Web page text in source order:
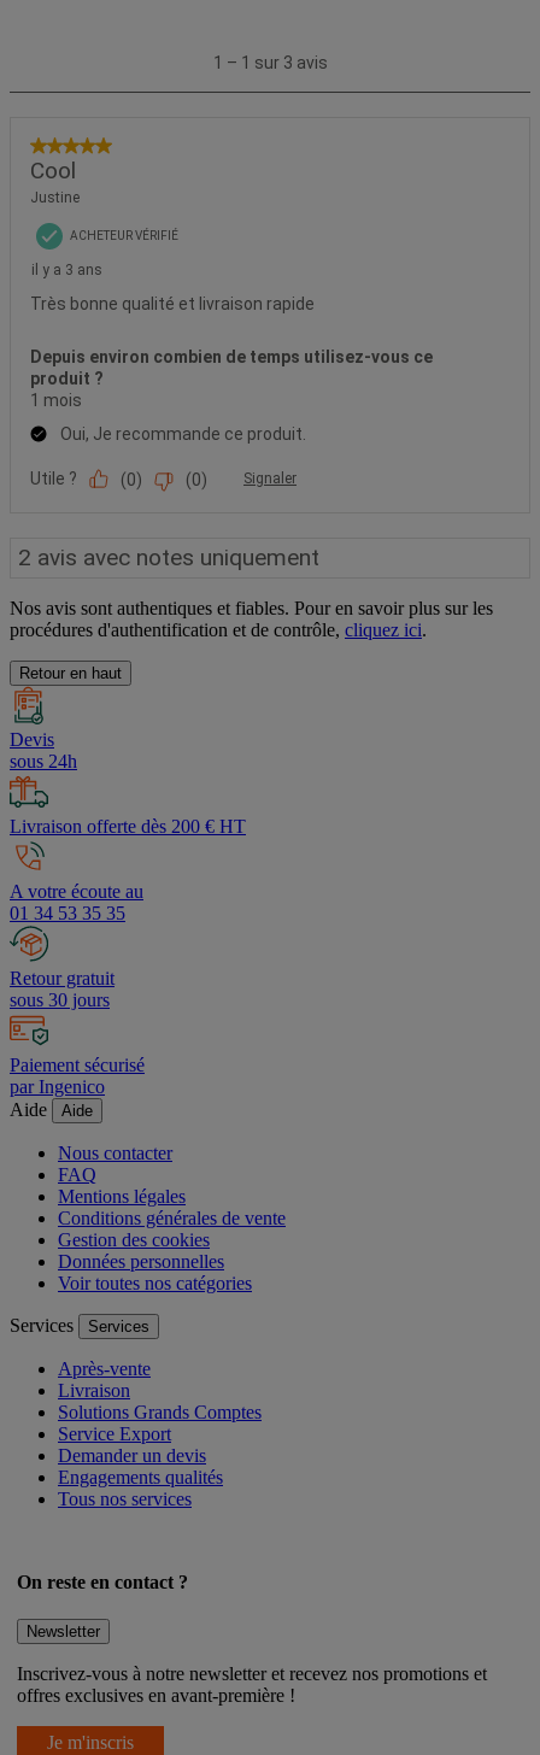
Nos avis sont authentiques et fiables. Pour en savoir plus sur les
procédures d'authentification et de contrôle, cliquez ici.
Retour en haut
Devis
sous 24h
Livraison offerte dès 200 € HT
A votre écoute au
01 34 53 35 35
Retour gratuit
sous 30 jours
Paiement sécurisé
par Ingenico
Aide
Aide
Nous contacter
FAQ
Mentions légales
Conditions générales de vente
Gestion des cookies
Données personnelles
Voir toutes nos catégories
Services Services
Après-vente
Livraison
Solutions Grands Comptes
Service Export
Demander un devis
Engagements qualités
Tous nos services
On reste en contact ?
Newsletter
Inscrivez-vous à notre newsletter et recevez nos promotions et
offres exclusives en avant-première !
Je m'inscris